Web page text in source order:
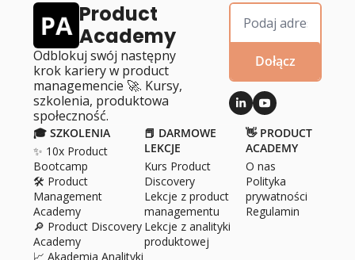
Product
Academy
Odblokuj swój następny
krok kariery w product
managemencie 🚀. Kursy,
szkolenia, produktowa
społeczność.
Dołącz
🎓 SZKOLENIA
✨ 10x Product
Bootcamp
🛠️ Product
Management
Academy
🔎 Product Discovery
Academy
📈 Akademia Analityki
📕 DARMOWE
LEKCJE
Kurs Product
Discovery
Lekcje z product
managementu
Lekcje z analityki
produktowej
👋 PRODUCT
ACADEMY
O nas
Polityka
prywatności
Regulamin